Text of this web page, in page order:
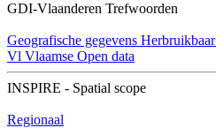
GDI-Vlaanderen Trefwoorden
Geografische gegevens Herbruikbaar
Vl Vlaamse Open data
INSPIRE - Spatial scope
Regionaal